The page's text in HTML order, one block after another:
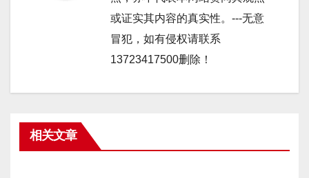
或证实其内容的真实性。---无意
冒犯，如有侵权请联系
13723417500删除！
相关文章